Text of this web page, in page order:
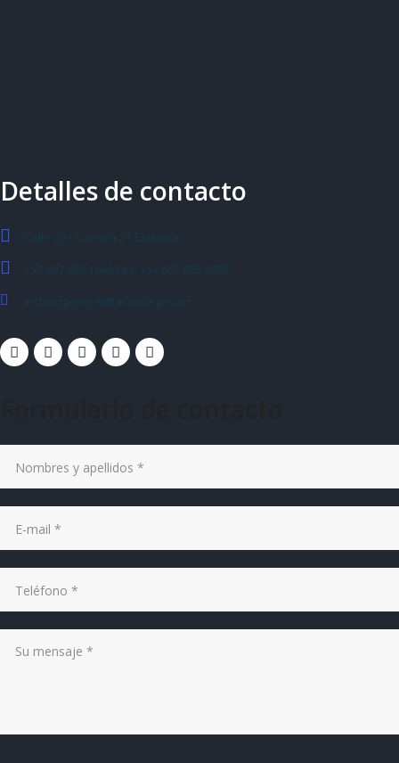
Detalles de contacto
Calle 20 - Carrera 21 Esquina
+57 607 885 1946 Fax: +57 607 885 2898
archivogeneral@arauca.gov.co